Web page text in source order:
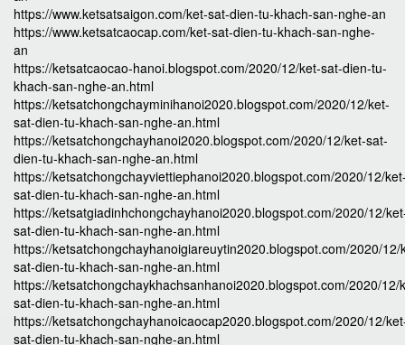
https://www.ketsatsaigon.com/ket-sat-dien-tu-khach-san-nghe-an
https://www.ketsatcaocap.com/ket-sat-dien-tu-khach-san-nghe-
an
https://ketsatcaocao-hanoi.blogspot.com/2020/12/ket-sat-dien-tu-
khach-san-nghe-an.html
https://ketsatchongchayminihanoi2020.blogspot.com/2020/12/ket-
sat-dien-tu-khach-san-nghe-an.html
https://ketsatchongchayhanoi2020.blogspot.com/2020/12/ket-sat-
dien-tu-khach-san-nghe-an.html
https://ketsatchongchayviettiephanoi2020.blogspot.com/2020/12/
sat-dien-tu-khach-san-nghe-an.html
https://ketsatgiadinhchongchayhanoi2020.blogspot.com/2020/12/
sat-dien-tu-khach-san-nghe-an.html
https://ketsatchongchayhanoigiareuytin2020.blogspot.com/2020/12/
sat-dien-tu-khach-san-nghe-an.html
https://ketsatchongchaykhachsanhanoi2020.blogspot.com/2020/12/
sat-dien-tu-khach-san-nghe-an.html
https://ketsatchongchayhanoicaocap2020.blogspot.com/2020/12/
sat-dien-tu-khach-san-nghe-an.html